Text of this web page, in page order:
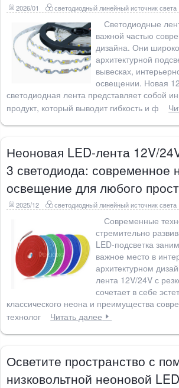
2026/01 светодиодный линейный источник света
Светодиодные
важной частью
дизайна. Они
архитектурной
вывесках,
освещении. Новая
светодиодная лента представляет собой
продукт, который выводит гибкость и ф
Неоновая LED-лента 12V/
3 светодиода: современное
освещение для любого
2025/12 светодиодный линейный источник света
Современные
стремительно
LED-подсветка
важное место в
архитектурном
лента 12V/24V с
сочетает в себе
классического неона и преимущества
технолог
Читать далее
Осветите пространство с
низковольтной неоновой